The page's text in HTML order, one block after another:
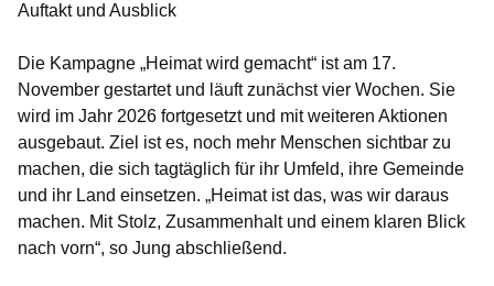
Auftakt und Ausblick
Die Kampagne „Heimat wird gemacht“ ist am 17.
November gestartet und läuft zunächst vier Wochen. Sie
wird im Jahr 2026 fortgesetzt und mit weiteren Aktionen
ausgebaut. Ziel ist es, noch mehr Menschen sichtbar zu
machen, die sich tagtäglich für ihr Umfeld, ihre Gemeinde
und ihr Land einsetzen. „Heimat ist das, was wir daraus
machen. Mit Stolz, Zusammenhalt und einem klaren Blick
nach vorn“, so Jung abschließend.